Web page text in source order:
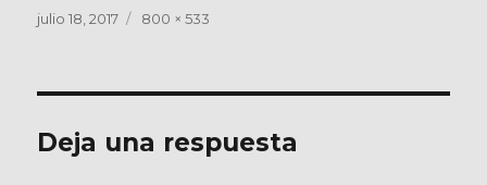
Publicado
julio 18, 2017
Tamaño
800 × 533
Deja una respuesta